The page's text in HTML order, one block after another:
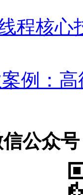
程核
例：
公众号